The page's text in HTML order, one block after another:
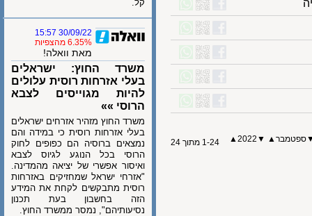
▲
▼
2022
▲ 1-24 מתוך 24
30/09/22 15:57
6.35% מהצפיות
מאת וואלה!
משרד החוץ: ישראלים
בעלי אזרחות רוסית עלולים
להיות מגוייסים לצבא
הרוסי »»
משרד החוץ מזהיר אזרחים ישראלים
בעלי אזרחות רוסית כי במידה והם
נמצאים ברוסיה הם כפופים לחוק
הרוסי בכל הנוגע לגיוס לצבא
ואיסור אפשרי של יציאה מהמדינה.
"אזרחי ישראל שמחזיקים באזרחות
רוסית מתבקשים לקחת את המידע
הזה בחשבון בעת תכנון
נסיעותיהם", נמסר ממשרד החוץ.